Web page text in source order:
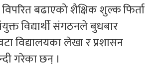
बढाएको शैक्षिक शुल्क फिर्ता
विद्यार्थी संगठनले बुधबार
विद्यालयका लेखा र प्रशासन
गरेका छन् ।